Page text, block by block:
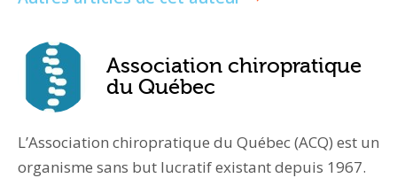
Association chiropratique
du Québec
L’Association chiropratique du Québec (ACQ) est un
organisme sans but lucratif existant depuis 1967.